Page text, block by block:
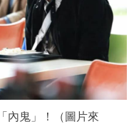
內鬼」！（圖片來